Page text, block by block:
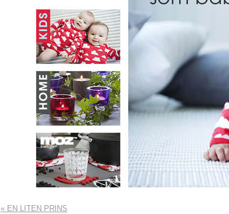
« EN LITEN PRINS